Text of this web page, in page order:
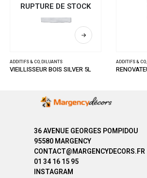
RUPTURE DE STOCK
ADDITIFS & CO,DILUANTS
VIEILLISSEUR BOIS SILVER 5L
ADDITIFS & CO,
36 AVENUE GEORGES POMPIDOU
95580 MARGENCY
CONTACT@MARGENCYDECORS.FR
01 34 16 15 95
INSTAGRAM